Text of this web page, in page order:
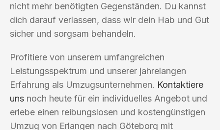
nicht mehr benötigten Gegenständen. Du kannst
dich darauf verlassen, dass wir dein Hab und Gut
sicher und sorgsam behandeln.
Profitiere von unserem umfangreichen
Leistungsspektrum und unserer jahrelangen
Erfahrung als Umzugsunternehmen. Kontaktiere
uns noch heute für ein individuelles Angebot und
erlebe einen reibungslosen und kostengünstigen
Umzug von Erlangen nach Göteborg mit